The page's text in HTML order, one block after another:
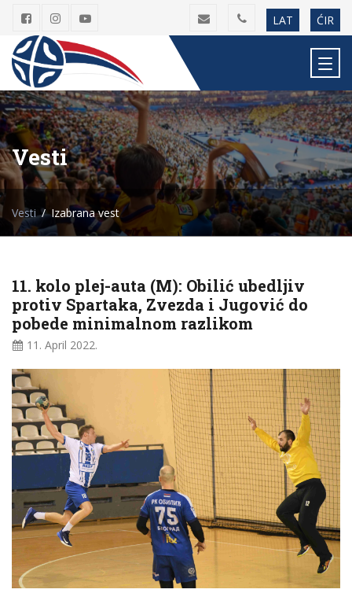
LAT ĆIR
Vesti
Vesti Izabrana vest
11. kolo plej-auta (M): Obilić ubedljiv
protiv Spartaka, Zvezda i Jugović do
pobede minimalnom razlikom
11. April 2022.